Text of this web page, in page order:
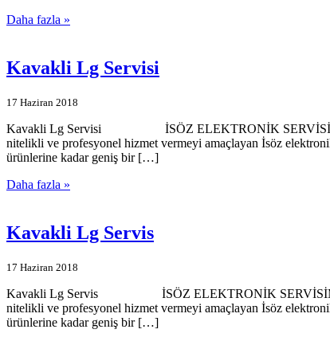
Daha fazla »
Kavakli Lg Servisi
17 Haziran 2018
Kavakli Lg Servisi İSÖZ ELEKTRONİK SERVİSİMİZE
nitelikli ve profesyonel hizmet vermeyi amaçlayan İsöz
ürünlerine kadar geniş bir […]
Daha fazla »
Kavakli Lg Servis
17 Haziran 2018
Kavakli Lg Servis İSÖZ ELEKTRONİK SERVİSİMİZE
nitelikli ve profesyonel hizmet vermeyi amaçlayan İsöz
ürünlerine kadar geniş bir […]